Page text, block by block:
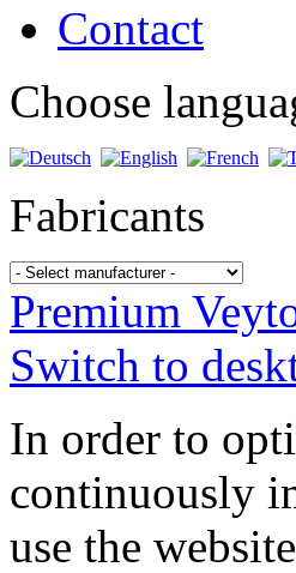
Contact
Choose
Fabricants
Premium
Switch to
In order to
continuously
use the